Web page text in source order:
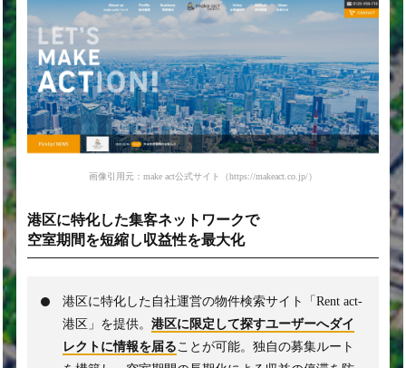
画像引用元：make act公式サイト（https://makeact.co.jp/）
港区に特化した集客ネットワークで
空室期間を短縮し収益性を最大化
港区に特化した自社運営の物件検索サイト「Rent act-
港区」を提供。 港区に限定して探すユーザーへダイ
レクトに情報を届ることが可能。独自の募集ルート